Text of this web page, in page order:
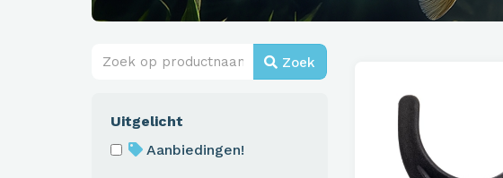
Zoek
Uitgelicht
Aanbiedingen!